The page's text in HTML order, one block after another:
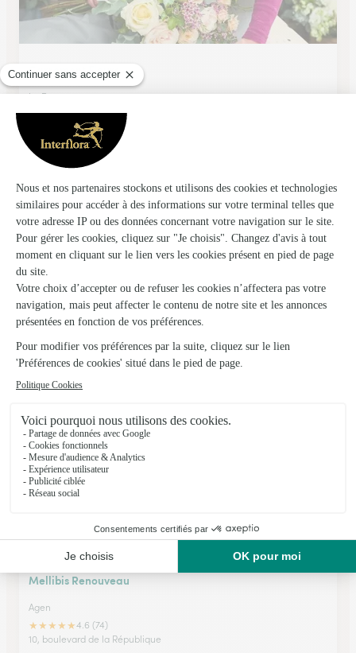
Carrement Fleurs
Le Passage
★★★★★4.5 (278)
48, avenue de la Marne
Voir la boutique
Abelia Deco
Agen
★★★★★4.4 (45)
10 place Jean-Baptiste Durand
Voir la boutique
Mellibis Renouveau
Agen
★★★★★4.6 (74)
10, boulevard de la République